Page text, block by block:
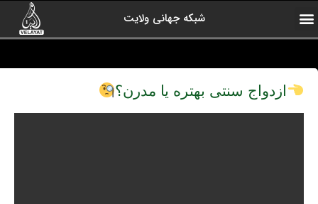
شبکه جهانی ولایت
ازدواج سنتی بهتره یا مدرن؟